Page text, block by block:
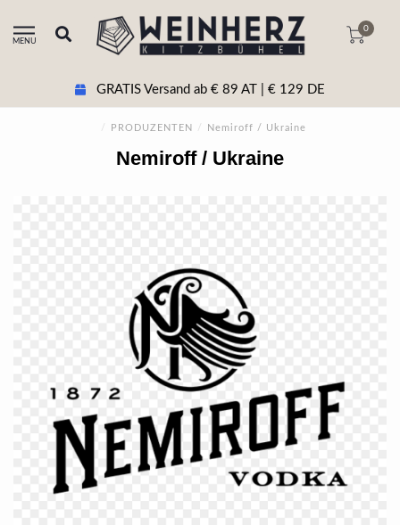
MENU
0
GRATIS Versand ab € 89 AT | € 129 DE
/ PRODUZENTEN / Nemiroff / Ukraine
Nemiroff / Ukraine